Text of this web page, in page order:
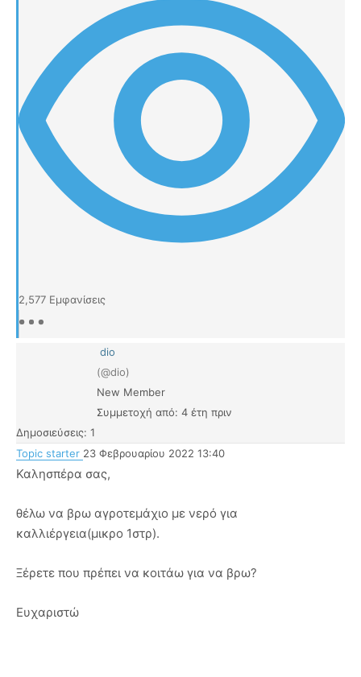
2,577 Εμφανίσεις
dio
(@dio)
New Member
Συμμετοχή από: 4 έτη πριν
Δημοσιεύσεις: 1
Topic starter 23 Φεβρουαρίου 2022 13:40
Καλησπέρα σας,
θέλω να βρω αγροτεμάχιο με νερό για
καλλιέργεια(μικρο 1στρ).
Ξέρετε που πρέπει να κοιτάω για να βρω?
Ευχαριστώ